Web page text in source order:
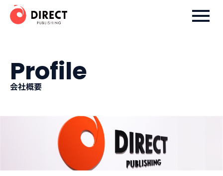
ダイレクト出版株式会社
Profile
会社概要